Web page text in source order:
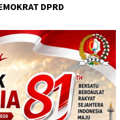
DPRD